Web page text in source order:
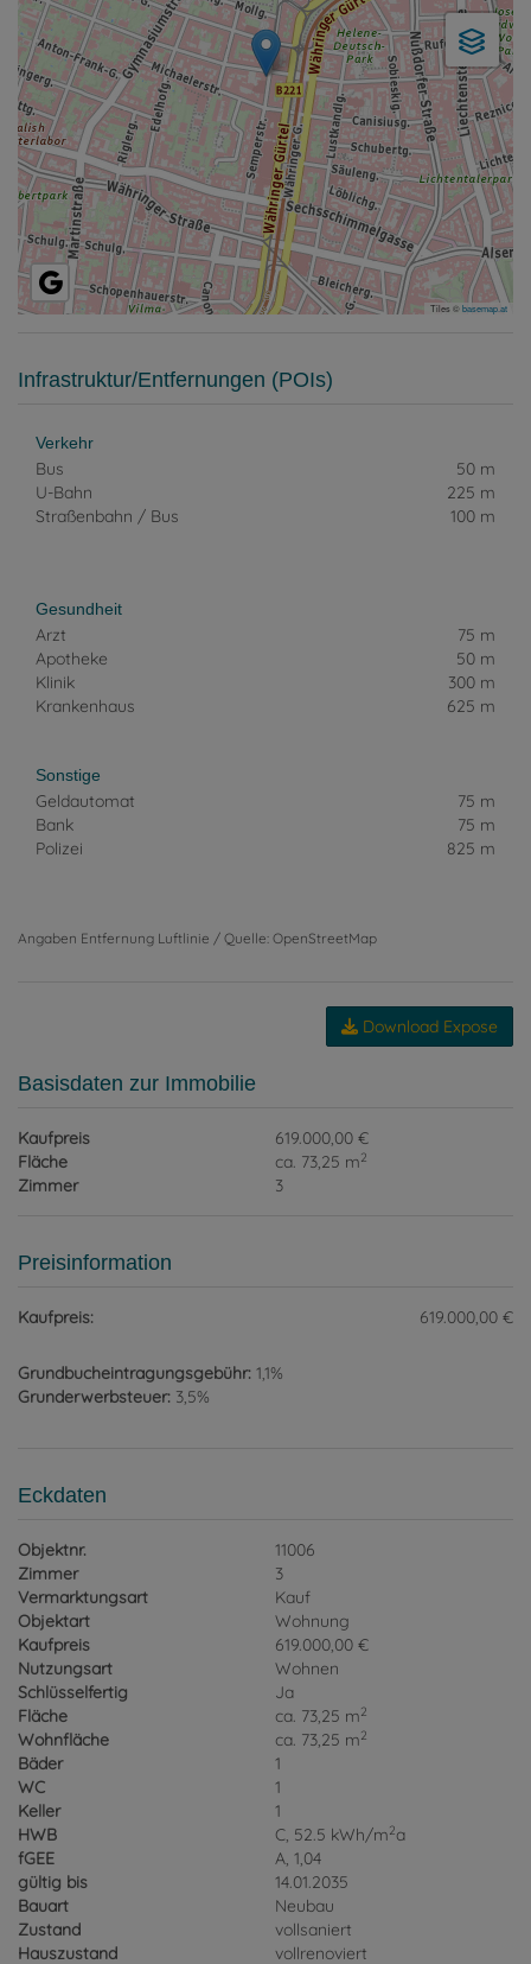
Tiles ©basemap.at
Infrastruktur/Entfernungen (POIs)
Verkehr
Bus
50 m
U-Bahn
225 m
Straßenbahn / Bus
100 m
Gesundheit
Arzt
75 m
Apotheke
50 m
Klinik
300 m
Krankenhaus
625 m
Sonstige
Geldautomat
75 m
Bank
75 m
Polizei
825 m
Angaben Entfernung Luftlinie / Quelle: OpenStreetMap
Download Expose
Basisdaten zur Immobilie
Kaufpreis
619.000,00 €
Fläche
ca. 73,25 m2
Zimmer 3
Preisinformation
Kaufpreis: 619.000,00 €
Grundbucheintragungsgebühr: 1,1%
Grunderwerbsteuer: 3,5%
Eckdaten
Objektnr.
11006
Zimmer
3
Vermarktungsart
Kauf
Objektart
Wohnung
Kaufpreis
619.000,00 €
Nutzungsart
Wohnen
Schlüsselfertig
Ja
Fläche
ca. 73,25 m2
Wohnfläche ca. 73,25 m2
Bäder
1
WC
1
Keller
1
HWB
C, 52.5 kWh/m2a
fGEE
A, 1,04
gültig bis
14.01.2035
Bauart
Neubau
Zustand
vollsaniert
Hauszustand
vollrenoviert